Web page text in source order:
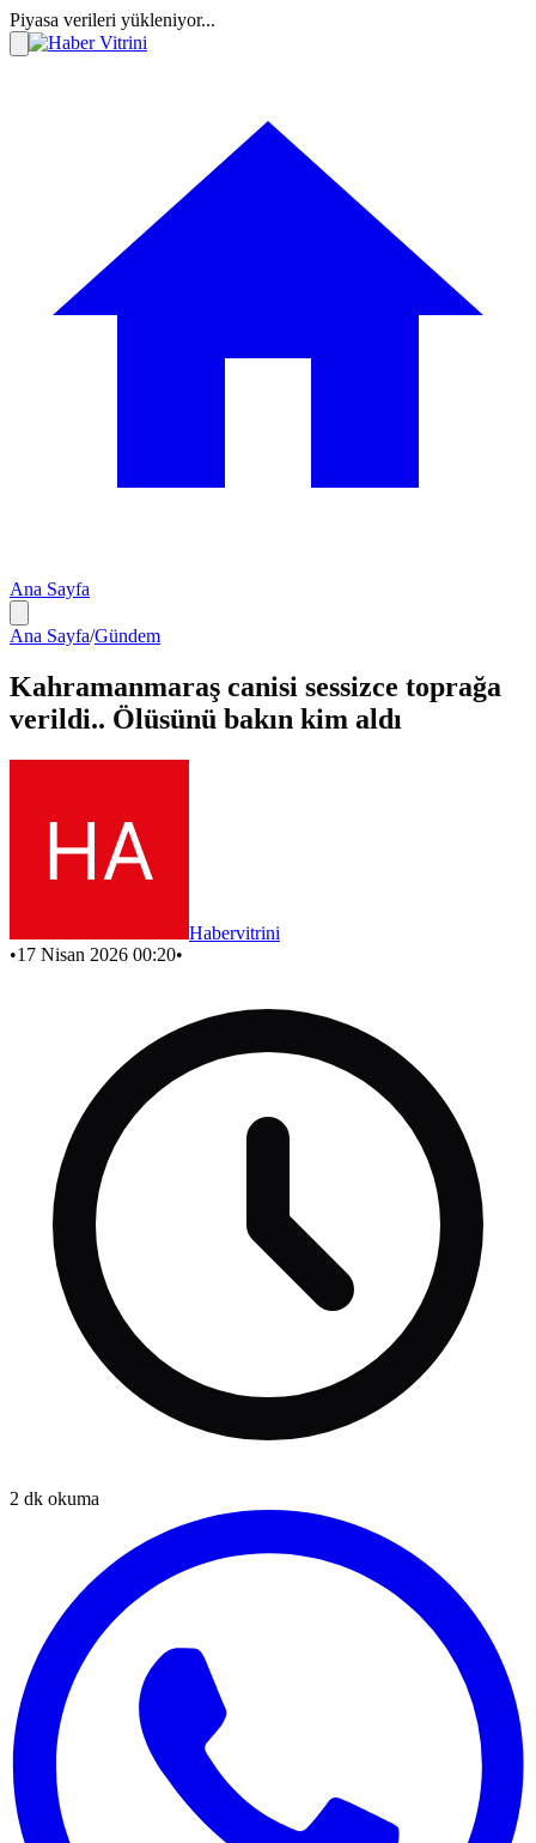
Piyasa verileri yükleniyor...
Ana Sayfa
Ana Sayfa/Gündem
Kahramanmaraş canisi sessizce toprağa
verildi.. Ölüsünü bakın kim aldı
Habervitrini
•17 Nisan 2026 00:20•
2 dk okuma